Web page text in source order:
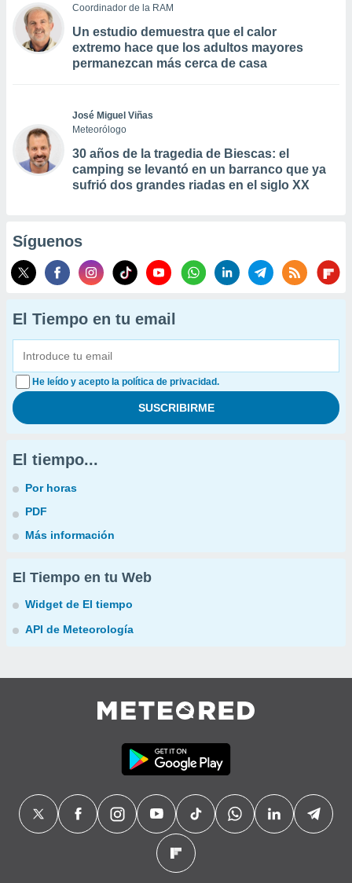
Coordinador de la RAM
Un estudio demuestra que el calor
extremo hace que los adultos mayores
permanezcan más cerca de casa
José Miguel Viñas
Meteorólogo
30 años de la tragedia de Biescas: el
camping se levantó en un barranco que ya
sufrió dos grandes riadas en el siglo XX
Síguenos
El Tiempo en tu email
He leído y acepto la política de privacidad.
El tiempo...
Por horas
PDF
Más información
El Tiempo en tu Web
Widget de El tiempo
API de Meteorología